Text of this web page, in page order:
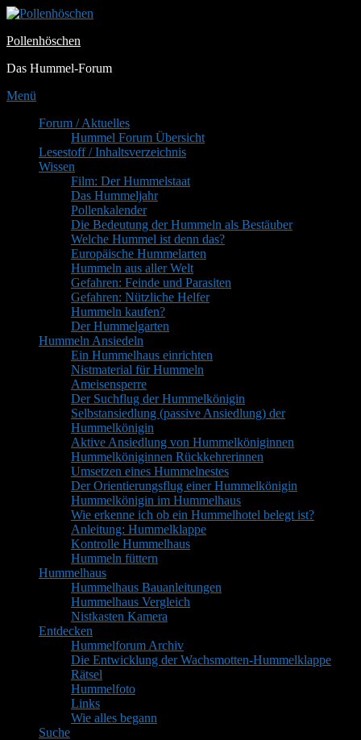
Zum
springen
Pollenhöschen
Das Hummel-Forum
Menü
PrimäresForum / Aktuelles
Hummel Forum Übersicht
Lesestoff / Inhaltsverzeichnis
Wissen
Film: Der Hummelstaat
Das Hummeljahr
Pollenkalender
Die Bedeutung der Hummeln als Bestäuber
Welche Hummel ist denn das?
Europäische Hummelarten
Hummeln aus aller Welt
Gefahren: Feinde und Parasiten
Gefahren: Nützliche Helfer
Hummeln kaufen?
Der Hummelgarten
Hummeln Ansiedeln
Ein Hummelhaus einrichten
Nistmaterial für Hummeln
Ameisensperre
Der Suchflug der Hummelkönigin
Selbstansiedlung (passive Ansiedlung) der
Hummelkönigin
Aktive Ansiedlung von Hummelköniginnen
Hummelköniginnen Rückkehrerinnen
Umsetzen eines Hummelnestes
Der Orientierungsflug einer Hummelkönigin
Hummelkönigin im Hummelhaus
Wie erkenne ich ob ein Hummelhotel belegt ist?
Anleitung: Hummelklappe
Kontrolle Hummelhaus
Hummeln füttern
Hummelhaus
Hummelhaus Bauanleitungen
Hummelhaus Vergleich
Nistkasten Kamera
Entdecken
Hummelforum Archiv
Die Entwicklung der Wachsmotten-Hummelklappe
Rätsel
Hummelfoto
Links
Wie alles begann
Suche